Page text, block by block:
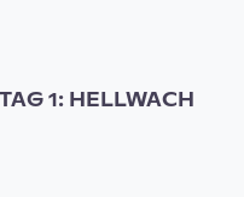
1: HELLWACH